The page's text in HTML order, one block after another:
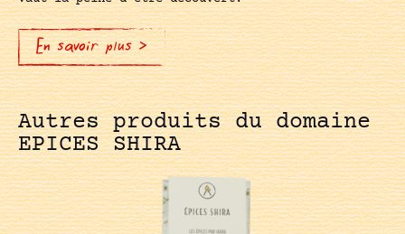
En savoir plus >
Autres produits du domaine
EPICES SHIRA